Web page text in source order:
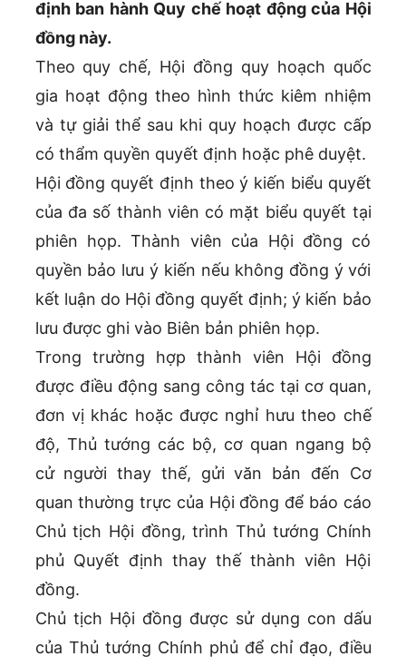
định ban hành Quy chế hoạt động của Hội
đồng này.
Theo quy chế, Hội đồng quy hoạch quốc
gia hoạt động theo hình thức kiêm nhiệm
và tự giải thể sau khi quy hoạch được cấp
có thẩm quyền quyết định hoặc phê duyệt.
Hội đồng quyết định theo ý kiến biểu quyết
của đa số thành viên có mặt biểu quyết tại
phiên họp. Thành viên của Hội đồng có
quyền bảo lưu ý kiến nếu không đồng ý với
kết luận do Hội đồng quyết định; ý kiến bảo
lưu được ghi vào Biên bản phiên họp.
Trong trường hợp thành viên Hội đồng
được điều động sang công tác tại cơ quan,
đơn vị khác hoặc được nghỉ hưu theo chế
độ, Thủ tướng các bộ, cơ quan ngang bộ
cử người thay thế, gửi văn bản đến Cơ
quan thường trực của Hội đồng để báo cáo
Chủ tịch Hội đồng, trình Thủ tướng Chính
phủ Quyết định thay thế thành viên Hội
đồng.
Chủ tịch Hội đồng được sử dụng con dấu
của Thủ tướng Chính phủ để chỉ đạo, điều